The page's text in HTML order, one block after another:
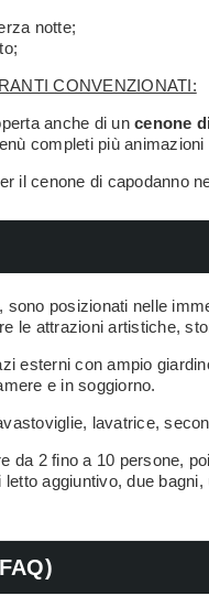
notte;
CONVENZIONATI:
anche di un cenone
completi più animazioni
il cenone di capodanno
, sono posizionati nelle
le attrazioni artistiche,
esterni con ampio
e in soggiorno.
lavatrice,
da 2 fino a 10 persone,
aggiuntivo, due